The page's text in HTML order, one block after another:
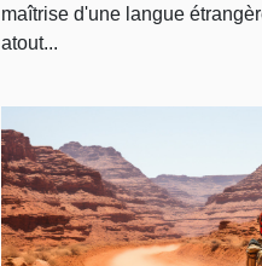
maîtrise d'une langue
atout...